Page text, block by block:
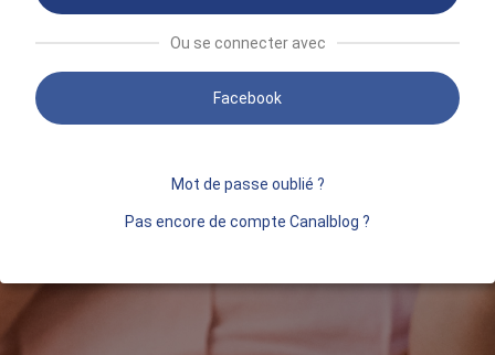
Ou se connecter avec
Facebook
Mot de passe oublié ?
Pas encore de compte Canalblog ?